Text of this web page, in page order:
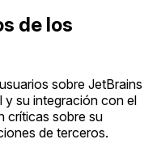
de los
sobre JetBrains
y su integración con el
críticas sobre su
de terceros.